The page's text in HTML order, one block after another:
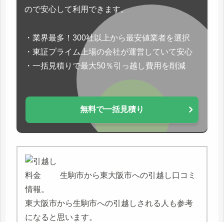
ので安心して利用できます。
・業界最多！300社以上から最安値業者を選択
・東証プライム上場の会社が運営していて安心
・一括見積りで最大50％引っ越し費用を削減
無料で一括見積り
生駒市から東大阪市への引越し口コミ
情報。
東大阪市から生駒市への引越しされる人も参考
になると思います。